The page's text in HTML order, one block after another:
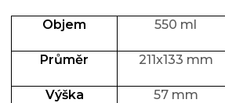
Objem 550 ml
Průměr 211x133 mm
Výška 57 mm